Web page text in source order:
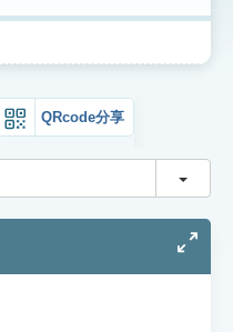
QRcode分享
切換